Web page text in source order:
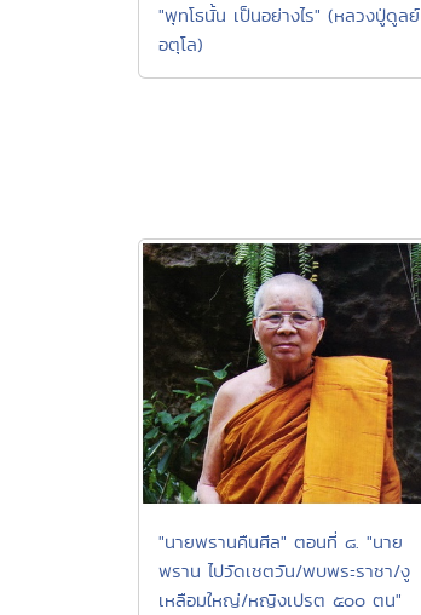
"พุทโธนั้น เป็นอย่างไร" (หลวงปู่ดูลย์
อตุโล)
"นายพรานคืนศีล" ตอนที่ ๘. "นาย
พราน ไปวัดเชตวัน/พบพระราชา/งู
เหลือมใหญ่/หญิงเปรต ๕๐๐ ตน"